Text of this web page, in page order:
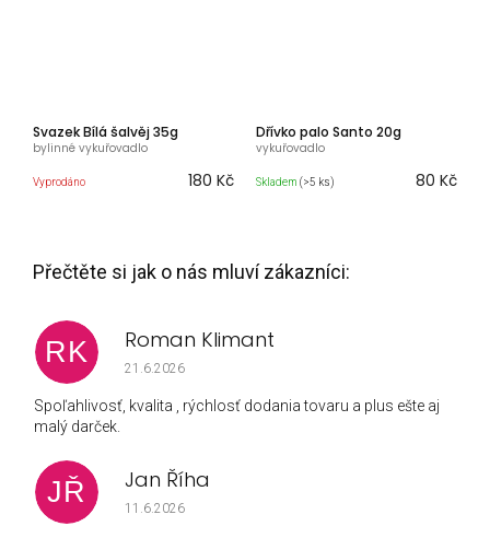
Svazek Bílá šalvěj 35g
bylinné vykuřovadlo
Vyprodáno 180 Kč
Dřívko palo Santo 20g
vykuřovadlo
Skladem (>5 ks) 80 Kč
RK Roman Klimant
Hodnocení obchodu je 5 z 5 hvězdiček.
21.6.2026
Spoľahlivosť, kvalita , rýchlosť dodania tovaru a plus ešte aj
malý darček.
JŘ Jan Říha
Hodnocení obchodu je 5 z 5 hvězdiček.
11.6.2026